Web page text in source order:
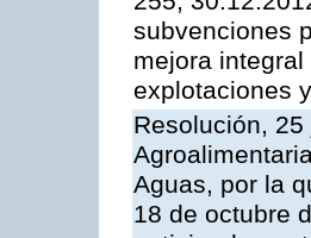
subvenciones
mejora
explotaciones
Resolución,
Aguas, por la
18 de octubre